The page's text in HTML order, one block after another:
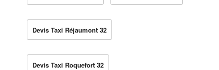
Devis Taxi Réjaumont 32
Devis Taxi Roquefort 32